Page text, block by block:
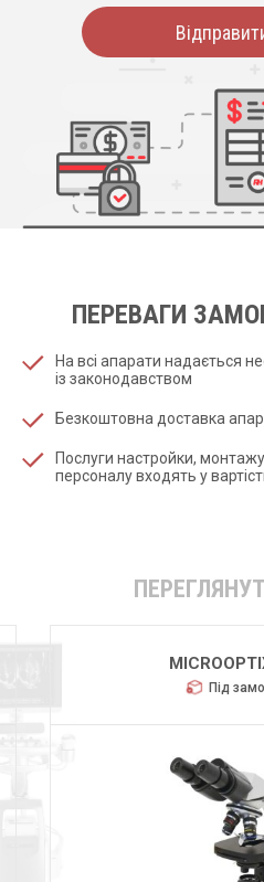
ПЕРЕВАГИ
На всі апарати надається
із законодавством
Безкоштовна доставка
Послуги настройки,
персоналу входять у
Під